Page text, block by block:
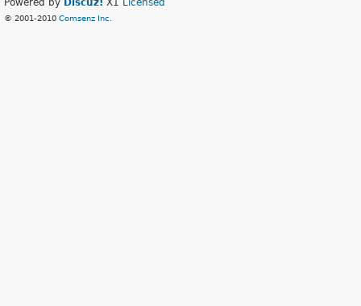
Powered by Discuz! X1 Licensed
© 2001-2010 Comsenz Inc.